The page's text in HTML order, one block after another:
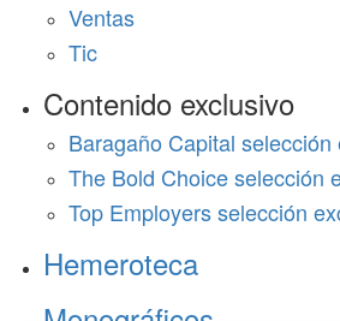
Ventas
Tic
Contenido exclusivo
Baragaño Capital selección
The Bold Choice selección
Top Employers selección
Hemeroteca